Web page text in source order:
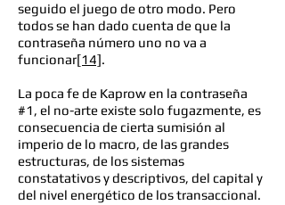
seguido el juego de otro modo. Pero
todos se han dado cuenta de que la
contraseña número uno no va a
funcionar[14].
La poca fe de Kaprow en la contraseña
#1, el no-arte existe solo fugazmente, es
consecuencia de cierta sumisión al
imperio de lo macro, de las grandes
estructuras, de los sistemas
constatativos y descriptivos, del capital y
del nivel energético de los transaccional.